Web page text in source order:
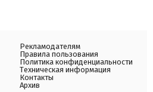
Рекламодателям
Правила пользования
Политика конфиденциальности
Техническая информация
Контакты
Архив